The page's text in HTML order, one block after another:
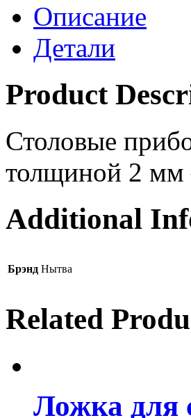
Описание
Детали
Product
Столовые
толщиной 2
Additional
Брэнд Нытва
Related
Ложка для